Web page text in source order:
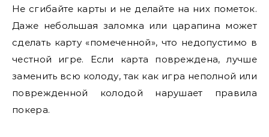
Не сгибайте карты и не делайте на них пометок.
Даже небольшая заломка или царапина может
сделать карту «помеченной», что недопустимо в
честной игре. Если карта повреждена, лучше
заменить всю колоду, так как игра неполной или
поврежденной колодой нарушает правила
покера.